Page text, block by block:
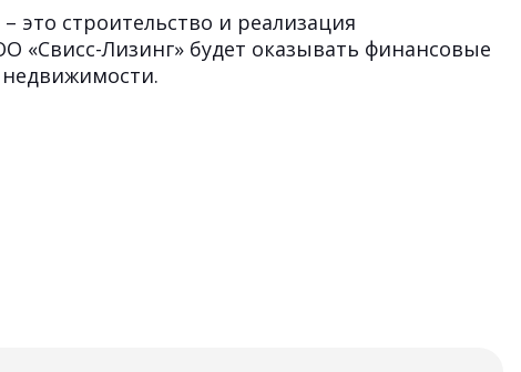
это строительство и реализация
«Свисс-Лизинг» будет оказывать финансовые